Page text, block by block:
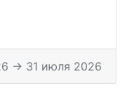
→ 31 июля 2026